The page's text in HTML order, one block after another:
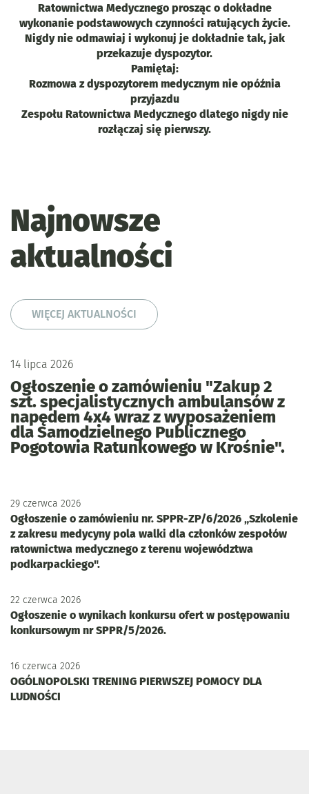
Ratownictwa Medycznego prosząc o dokładne
wykonanie podstawowych czynności ratujących życie.
Nigdy nie odmawiaj i wykonuj je dokładnie tak, jak
przekazuje dyspozytor.
Pamiętaj:
Rozmowa z dyspozytorem medycznym nie opóźnia
przyjazdu
Zespołu Ratownictwa Medycznego dlatego nigdy nie
rozłączaj się pierwszy.
Najnowsze
aktualności
WIĘCEJ AKTUALNOŚCI
14 lipca 2026
Ogłoszenie o zamówieniu "Zakup 2
szt. specjalistycznych ambulansów z
napędem 4x4 wraz z wyposażeniem
dla Samodzielnego Publicznego
Pogotowia Ratunkowego w Krośnie".
29 czerwca 2026
Ogłoszenie o zamówieniu nr. SPPR-ZP/6/2026 „Szkolenie
z zakresu medycyny pola walki dla członków zespołów
ratownictwa medycznego z terenu województwa
podkarpackiego".
22 czerwca 2026
Ogłoszenie o wynikach konkursu ofert w postępowaniu
konkursowym nr SPPR/5/2026.
16 czerwca 2026
OGÓLNOPOLSKI TRENING PIERWSZEJ POMOCY DLA
LUDNOŚCI